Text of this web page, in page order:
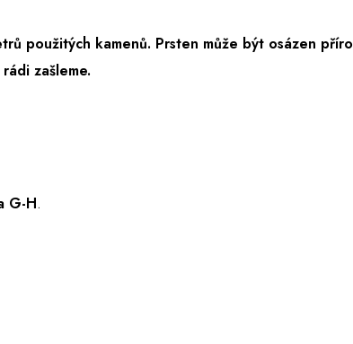
použitých kamenů. Prsten může být osázen
zašleme.
G-H.